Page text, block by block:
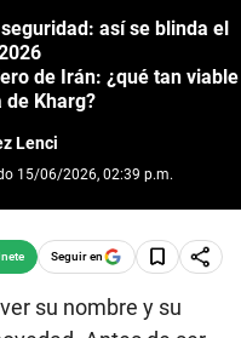
así se blinda el
de Irán: ¿qué tan viable
Kharg?
Lenci
15/06/2026, 02:39 p.m.
Seguir en
su nombre y su